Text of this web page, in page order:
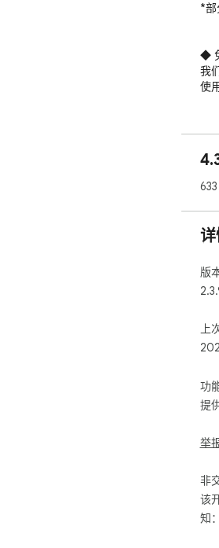
*部
◆
我
使
版
上
功
提
举
非
该
知